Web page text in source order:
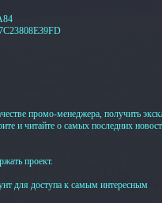
промо-менеджера, получить
и читайте о самых последних
проект.
для доступа к самым интересным